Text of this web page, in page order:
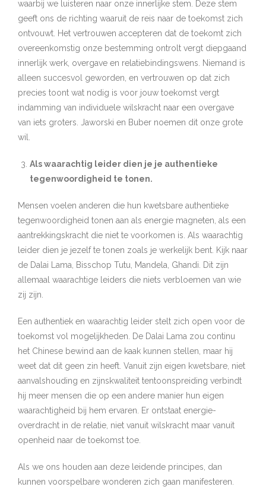
waarbij we luisteren naar onze innerlijke stem. Deze stem
geeft ons de richting waaruit de reis naar de toekomst zich
ontvouwt. Het vertrouwen accepteren dat de toekomt zich
overeenkomstig onze bestemming ontrolt vergt diepgaand
innerlijk werk, overgave en relatiebindingswens. Niemand is
alleen succesvol geworden, en vertrouwen op dat zich
precies toont wat nodig is voor jouw toekomst vergt
indamming van individuele wilskracht naar een overgave
van iets groters. Jaworski en Buber noemen dit onze grote
wil.
Als waarachtig leider dien je je authentieke
tegenwoordigheid te tonen.
Mensen voelen anderen die hun kwetsbare authentieke
tegenwoordigheid tonen aan als energie magneten, als een
aantrekkingskracht die niet te voorkomen is. Als waarachtig
leider dien je jezelf te tonen zoals je werkelijk bent. Kijk naar
de Dalai Lama, Bisschop Tutu, Mandela, Ghandi. Dit zijn
allemaal waarachtige leiders die niets verbloemen van wie
zij zijn.
Een authentiek en waarachtig leider stelt zich open voor de
toekomst vol mogelijkheden. De Dalai Lama zou continu
het Chinese bewind aan de kaak kunnen stellen, maar hij
weet dat dit geen zin heeft. Vanuit zijn eigen kwetsbare, niet
aanvalshouding en zijnskwaliteit tentoonspreiding verbindt
hij meer mensen die op een andere manier hun eigen
waarachtigheid bij hem ervaren. Er ontstaat energie-
overdracht in de relatie, niet vanuit wilskracht maar vanuit
openheid naar de toekomst toe.
Als we ons houden aan deze leidende principes, dan
kunnen voorspelbare wonderen zich gaan manifesteren.